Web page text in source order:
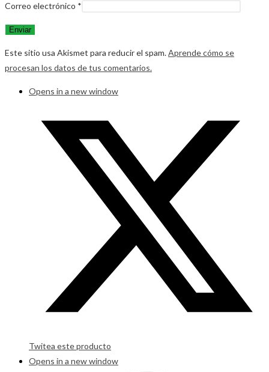
Correo electrónico *
Este sitio usa Akismet para reducir el spam.Aprende cómo se
procesan los datos de tus comentarios.
Opens in a new window
Twitea este producto
Opens in a new window